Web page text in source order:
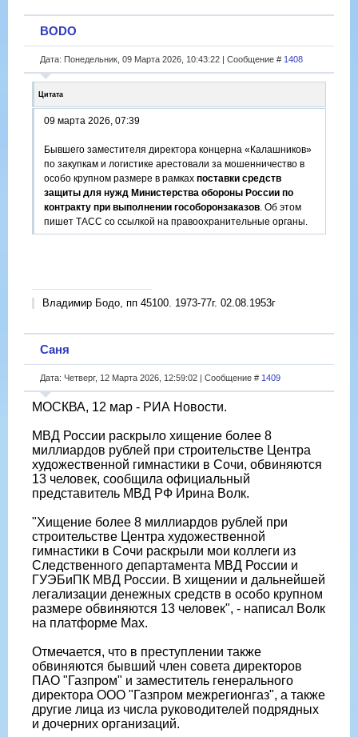
BODO
Дата: Понедельник, 09 Марта 2026, 10:43:22 | Сообщение # 1408
Цитата
09 марта 2026, 07:39
Бывшего заместителя директора концерна «Калашников»
по закупкам и логистике арестовали за мошенничество в
особо крупном размере в рамках поставки средств
защиты для нужд Министерства обороны России по
контракту при выполнении гособоронзаказов. Об этом
пишет ТАСС со ссылкой на правоохранительные органы.
Владимир Бодо, пп 45100. 1973-77г. 02.08.1953г
Саня
Дата: Четверг, 12 Марта 2026, 12:59:02 | Сообщение # 1409
МОСКВА, 12 мар - РИА Новости.
МВД России раскрыло хищение более 8
миллиардов рублей при строительстве Центра
художественной гимнастики в Сочи, обвиняются
13 человек, сообщила официальный
представитель МВД РФ Ирина Волк.
"Хищение более 8 миллиардов рублей при
строительстве Центра художественной
гимнастики в Сочи раскрыли мои коллеги из
Следственного департамента МВД России и
ГУЭБиПК МВД России. В хищении и дальнейшей
легализации денежных средств в особо крупном
размере обвиняются 13 человек", - написал Волк
на платформе Max.
Отмечается, что в преступлении также
обвиняются бывший член совета директоров
ПАО "Газпром" и заместитель генерального
директора ООО "Газпром межрегионгаз", а также
другие лица из числа руководителей подрядных
и дочерних организаций.